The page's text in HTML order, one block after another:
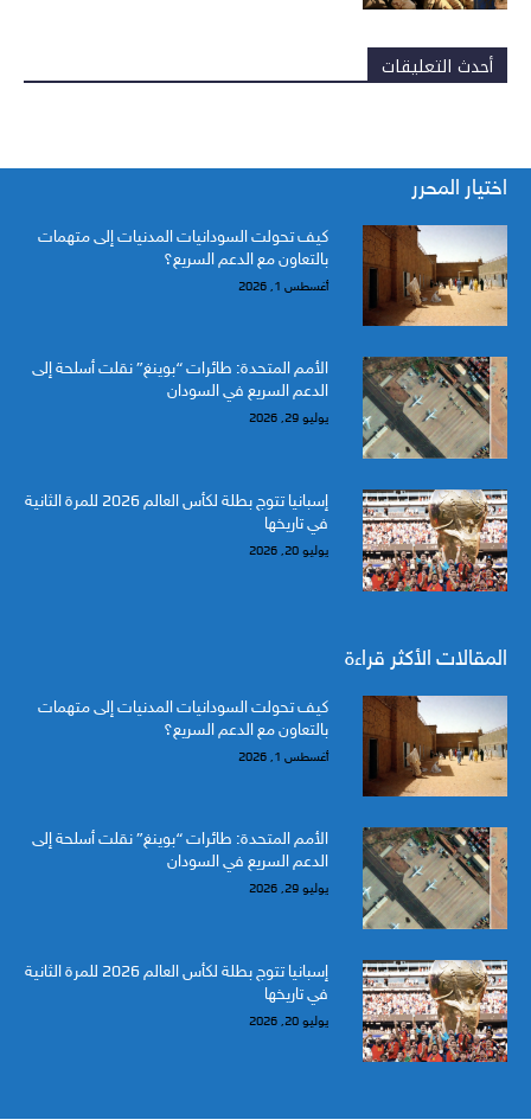
أحدث التعليقات
اختيار المحرر
كيف تحولت السودانيات المدنيات إلى متهمات
بالتعاون مع الدعم السريع؟
أغسطس 1, 2026
الأمم المتحدة: طائرات “بوينغ” نقلت أسلحة إلى
الدعم السريع في السودان
يوليو 29, 2026
إسبانيا تتوج بطلة لكأس العالم 2026 للمرة الثانية
في تاريخها
يوليو 20, 2026
المقالات الأكثر قراءة
كيف تحولت السودانيات المدنيات إلى متهمات
بالتعاون مع الدعم السريع؟
أغسطس 1, 2026
الأمم المتحدة: طائرات “بوينغ” نقلت أسلحة إلى
الدعم السريع في السودان
يوليو 29, 2026
إسبانيا تتوج بطلة لكأس العالم 2026 للمرة الثانية
في تاريخها
يوليو 20, 2026